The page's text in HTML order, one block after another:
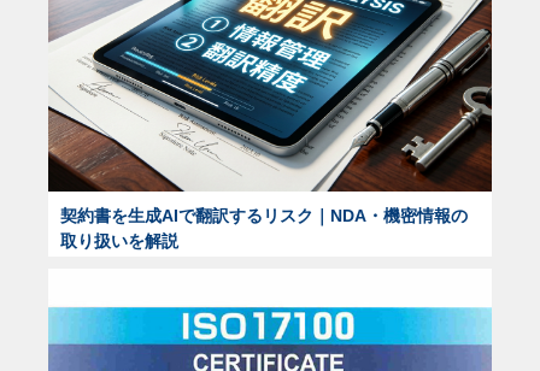
契約書を生成AIで翻訳するリスク｜NDA・機密情報の
取り扱いを解説